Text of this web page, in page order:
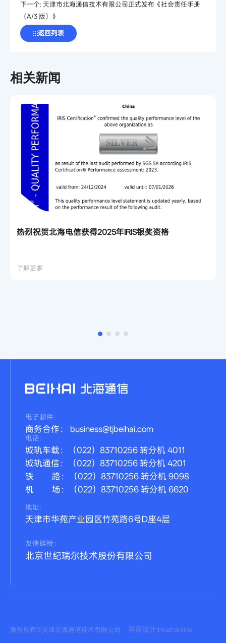
下一个: 天津市北海通信技术有限公司正式发布《社会责任手册
（A/3 版）》
返回列表
相关新闻
热烈祝贺北海电信获得2025年IRIS银奖资格
了解更多
电子邮件:
商务合作： business@tjbeihai.com
电话:
城轨车载：（022）83710256 转分机 4011
城轨通信：（022）83710256 转分机 4201
铁 路：（022）83710256 转分机 9098
机 场：（022）83710256 转分机 6620
地址:
天津市华苑产业园区竹苑路6号D座4层
友情链接：
北京世纪瑞尔技术股份有限公司
版权所有©天津北海通信技术有限公司 网页设计:Huahanlink